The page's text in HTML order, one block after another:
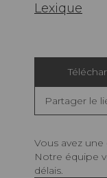
Lexique
Partager le
Vous avez
Notre équipe
délais.